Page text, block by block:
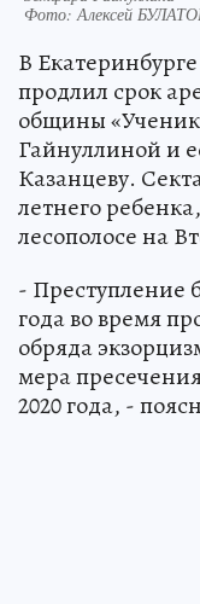
Фото:Алексей
В
продлил срок
общины
Гайнуллиной и
Казанцеву.
летнего
лесополосе на
- Преступление
года во время
обряда
мера
2020 года, -